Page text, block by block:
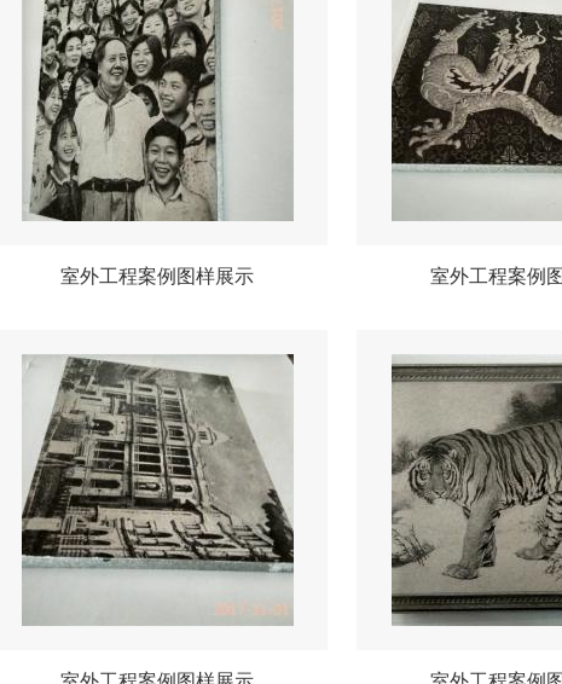
室外工程案例图样展示 室外工程案例